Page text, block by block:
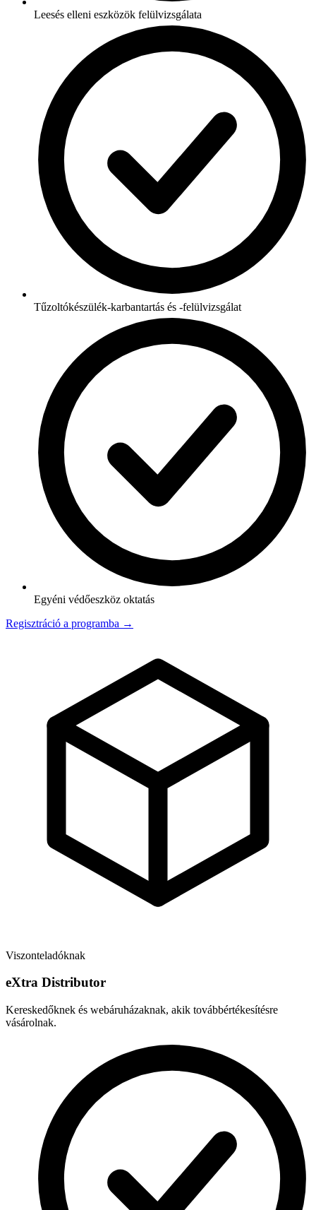
Leesés elleni eszközök felülvizsgálata
Tűzoltókészülék-karbantartás és -felülvizsgálat
Egyéni védőeszköz oktatás
Regisztráció a programba →
Viszonteladóknak
eXtra Distributor
Kereskedőknek és webáruházaknak, akik továbbértékesítésre
vásárolnak.